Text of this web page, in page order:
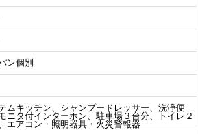
ン個別
ムキッチン、シャンプードレッサー、洗浄便
ニタ付インターホン、駐車場３台分、トイレ２
エアコン・照明器具・火災警報器